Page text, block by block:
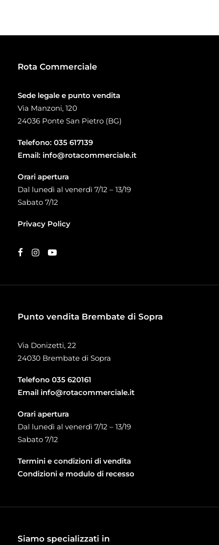
Rota Commerciale
Sede legale e punto vendita
Via Manzoni, 120
24036 Ponte San Pietro (BG)
Telefono: 035 617139
Email: info@rotacommerciale.it
Orari apertura
Dal lunedì al venerdì 7/12 – 13/19
Sabato 7/12
Privacy Policy
Punto vendita Brembate di Sopra
Via Donizetti, 22
24030 Brembate di Sopra
Telefono 035 620161
Email info@rotacommerciale.it
Orari apertura
Dal lunedì al venerdì 7/12 – 13/19
Sabato 7/12
Termini e condizioni di vendita
Condizioni e modulo di recesso
Siamo specializzati in